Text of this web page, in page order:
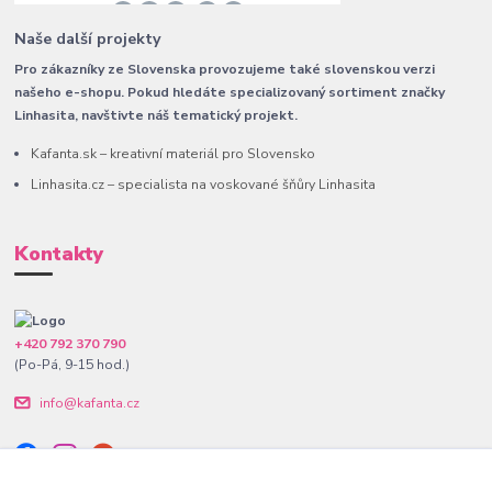
Naše další projekty
Pro zákazníky ze Slovenska provozujeme také slovenskou verzi
našeho e-shopu. Pokud hledáte specializovaný sortiment značky
Linhasita, navštivte náš tematický projekt.
Kafanta.sk – kreativní materiál pro Slovensko
Linhasita.cz – specialista na voskované šňůry Linhasita
Kontakty
+420 792 370 790
(Po-Pá, 9-15 hod.)
info@kafanta.cz